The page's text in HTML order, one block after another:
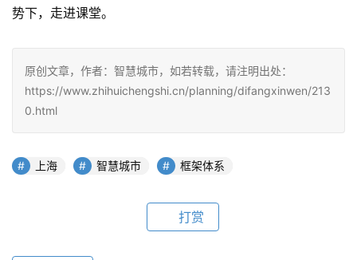
势下，走进课堂。
原创文章，作者：智慧城市，如若转载，请注明出处：
https://www.zhihuichengshi.cn/planning/difangxinwen/213
0.html
上海 智慧城市 框架体系
打赏